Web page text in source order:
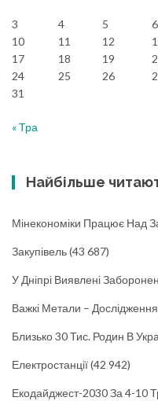
3
4 5 6
10
11 12
17
18 19
24
25 26
31
« Тра
Найбільше
Мінекономіки Працює Над
Закупівель(43 687)
У Дніпрі Виявлені
Важкі Метали – Дослідження
Близько 30 Тис. Родин В
Електростанції(42 942)
Екодайджест-2030 За 4-10